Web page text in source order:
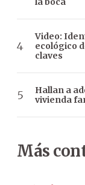
Video:
ecológico
claves
Hallan a
vivienda
Más